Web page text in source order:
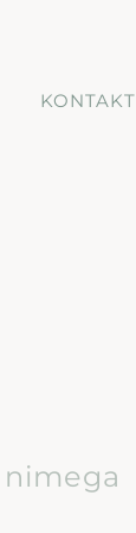
KONTAKT